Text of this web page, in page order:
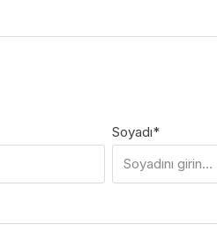
Soyadı*